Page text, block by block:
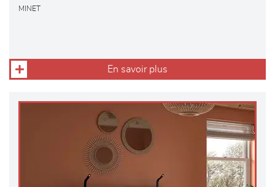
MINET
En savoir plus